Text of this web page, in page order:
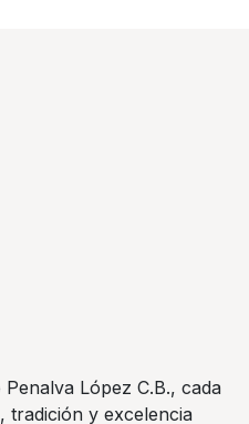
López C.B., cada
tradición y excelencia